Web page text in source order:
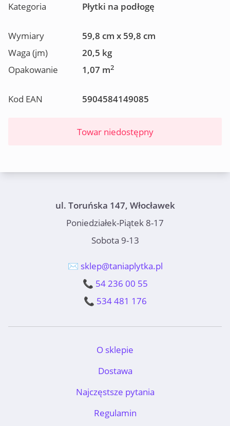
Kategoria
Płytki na podłogę
Wymiary
59,8 cm x 59,8 cm
Waga (jm)
20,5 kg
Opakowanie
1,07 m2
Kod EAN 5904584149085
Towar niedostępny
ul. Toruńska 147, Włocławek
Poniedziałek-Piątek 8-17
Sobota 9-13
✉️ sklep@taniaplytka.pl
📞 54 236 00 55
📞 534 481 176
O sklepie
Dostawa
Najczęstsze pytania
Regulamin